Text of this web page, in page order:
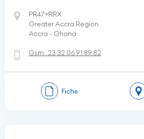
PR47+RRX
Greater Accra Region
Accra - Ghana
Gsm: 23 32 06 91 89 82
Fiche